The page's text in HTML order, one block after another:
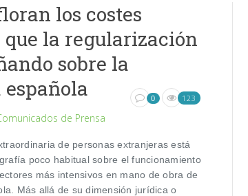
los costes
que la regularización
sobre la
de Prensa
0 123
de personas extranjeras está
poco habitual sobre el funcionamiento
más intensivos en mano de obra de
Más allá de su dimensión jurídica o